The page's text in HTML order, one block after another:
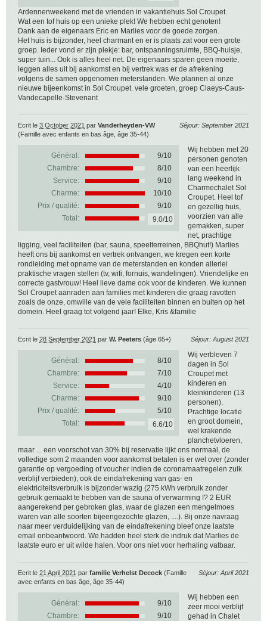
Ardennenweekend met de vrienden in vakantiehuis Sol Croupet.
Wat een tof huis op een unieke plek! We hebben echt genoten!
Dank aan de eigenaars Eric en Marlies voor de goede zorgen.
Het huis is bijzonder, heel charmant en er is plaats zat voor een grote
groep. Ieder vond er zijn plekje: bar, ontspanningsruimte, BBQ-huisje,
super tuin... Ook is alles heel net. De eigenaars sparen geen moeite,
leggen alles uit bij aankomst en bij vertrek was er de afrekening
volgens de samen opgenomen meterstanden. We plannen al onze
nieuwe bijeenkomst in Sol Croupet. vele groeten, groep Claeys-Caus-
Vandecapelle-Stevenant
Séjour: September 2021
Ecrit le 3 October 2021 par Vanderheyden-VW
(Famille avec enfants en bas âge, âge 35-44)
Général: 9/10
Chambre:
8/10
Service:
9/10
Charme:
10/10
Prix / qualité:
9/10
Total:
9.0/10
Wij hebben met 20
personen genoten
van een heerlijk
lang weekend in
Charmechalet Sol
Croupet. Heel tof
en gezellig huis,
voorzien van alle
gemakken, super
net, prachtige
ligging, veel faciliteiten (bar, sauna, speelterreinen, BBQhut!) Marlies
heeft ons bij aankomst en vertrek ontvangen, we kregen een korte
rondleiding met opname van de meterstanden en konden allerlei
praktische vragen stellen (tv, wifi, fornuis, wandelingen). Vriendelijke en
correcte gastvrouw! Heel lieve dame ook voor de kinderen. We kunnen
Sol Croupet aanraden aan families met kinderen die graag ravotten
zoals de onze, omwille van de vele faciliteiten binnen en buiten op het
domein. Heel graag tot volgend jaar! Elke, Kris &familie
Séjour: August 2021
Ecrit le 28 September 2021 par W. Peeters (âge 65+)
Général: 8/10
Chambre:
7/10
Service:
4/10
Charme:
9/10
Prix / qualité:
5/10
Total:
6.6/10
Wij verbleven 7
dagen in Sol
Croupet met
kinderen en
kleinkinderen (13
personen).
Prachtige locatie
en groot domein,
wel krakende
planchetvloeren,
maar ... een voorschot van 30% bij reservatie lijkt ons normaal, de
volledige som 2 maanden voor aankomst betalen is er wel over (zonder
garantie op vergoeding of voucher indien de coronamaatregelen zulk
verblijf verbieden); ook de eindafrekening van gas- en
elektriciteitsverbruik is bijzonder wazig (275 kWh verbruik zonder
gebruik gemaakt te hebben van de sauna of verwarming !? 2 EUR
aangerekend per gebroken glas, waar de glazen een mengelmoes
waren van alle soorten bijeengezochte glazen, ....). Bij onze navraag
naar meer verduidelijking van de eindafrekening bleef onze laatste
email onbeantwoord. We hadden heel sterk de indruk dat Marlies de
laatste euro er uit wilde halen. Voor ons niet voor herhaling vatbaar.
Séjour: April 2021
Ecrit le 21 April 2021 par familie Verhelst Decock (Famille
avec enfants en bas âge, âge 35-44)
Général: 9/10
Chambre:
9/10
Wij hebben een
zeer mooi verblijf
gehad in Chalet